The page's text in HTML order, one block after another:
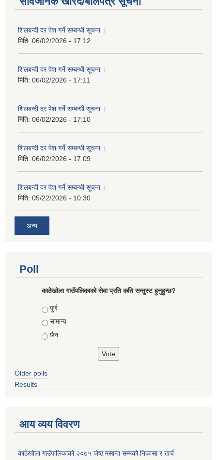
शिलबन्दी दर पेश गर्ने सम्बन्धी सूचना ।
मिति: 06/02/2026 - 17:12
शिलबन्दी दर पेश गर्ने सम्बन्धी सूचना ।
मिति: 06/02/2026 - 17:11
शिलबन्दी दर पेश गर्ने सम्बन्धी सूचना ।
मिति: 06/02/2026 - 17:10
शिलबन्दी दर पेश गर्ने सम्बन्धी सूचना ।
मिति: 06/02/2026 - 17:09
शिलबन्दी दर पेश गर्ने सम्बन्धी सूचना ।
मिति: 05/22/2026 - 10:30
अन्य
Poll
काठेखोला गाउँपलिकाको सेवा प्रति कति सन्तुस्ट हुनुहुन्छ?
Choices
पुर्ण
सामान्य
छैन
Older polls
Results
आय व्यय विवरण
काठेखोला गाउँपालिकाको २०७५ जेष्ठ मसान्त सम्मको निकासा र खर्च